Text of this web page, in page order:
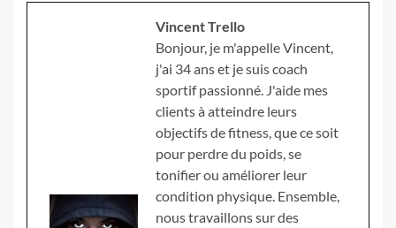
Vincent Trello
Bonjour, je m'appelle Vincent,
j'ai 34 ans et je suis coach
sportif passionné. J'aide mes
clients à atteindre leurs
objectifs de fitness, que ce soit
pour perdre du poids, se
tonifier ou améliorer leur
condition physique. Ensemble,
nous travaillons sur des